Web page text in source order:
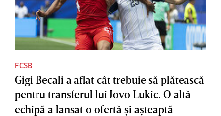
FCSB
Gigi Becali a aflat cât trebuie să plătească
pentru transferul lui Jovo Lukic. O altă
echipă a lansat o ofertă şi aşteaptă